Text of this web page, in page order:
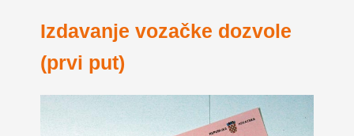
Izdavanje vozačke dozvole
(prvi put)